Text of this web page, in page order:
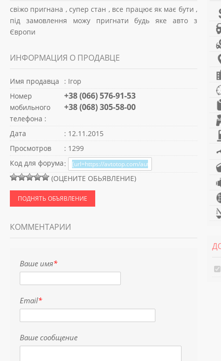
свіжо пригнана , супер стан , все працює як має бути ,
під замовлення можу пригнати будь яке авто з
Європи
ИНФОРМАЦИЯ О ПРОДАВЦЕ
Имя продавца
: Ігор
Номер
мобильного
телефона :
+38 (066) 576-91-53
+38 (068) 305-58-00
Дата
: 12.11.2015
Просмотров
: 1299
Код для форума:
(ОЦЕНИТЕ ОБЬЯВЛЕНИЕ)
ПОДНЯТЬ ОБЪЯВЛЕНИЕ
КОММЕНТАРИИ
Ваше имя*
Email*
Ваше сообщение